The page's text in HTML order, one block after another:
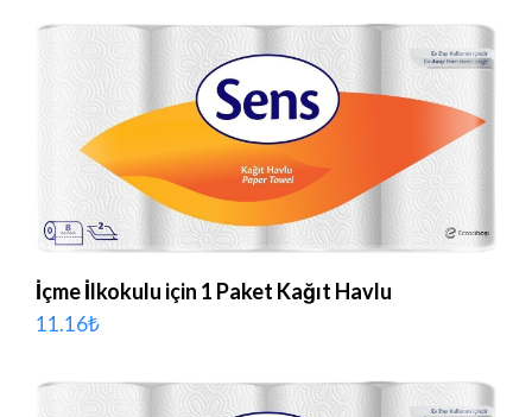
İçme İlkokulu için 1 Paket Kağıt Havlu
11.16₺